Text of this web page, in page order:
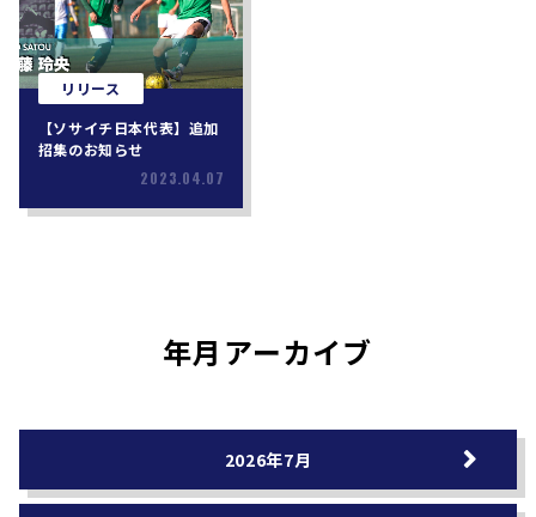
リリース
【ソサイチ日本代表】追加
招集のお知らせ
2023.04.07
年月アーカイブ
2026年7月